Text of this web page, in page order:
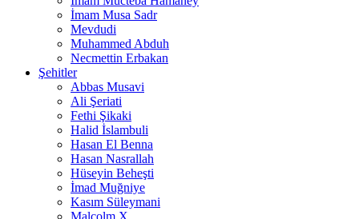
İmam Musa Sadr
Mevdudi
Muhammed Abduh
Necmettin Erbakan
Şehitler
Abbas Musavi
Ali Şeriati
Fethi Şikaki
Halid İslambuli
Hasan El Benna
Hasan Nasrallah
Hüseyin Beheşti
İmad Muğniye
Kasım Süleymani